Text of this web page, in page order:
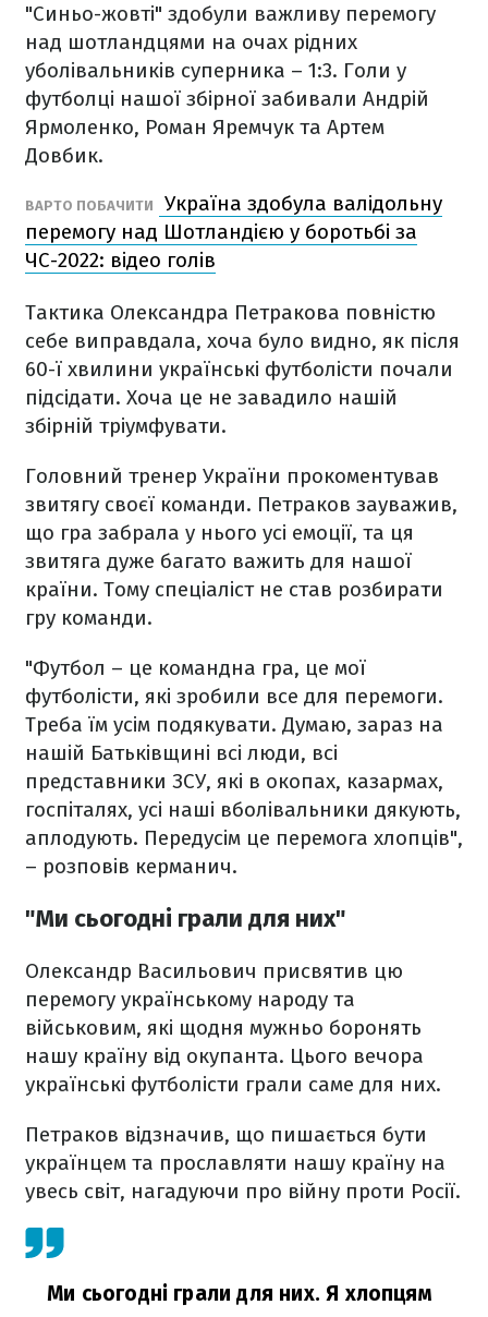
"Синьо-жовті" здобули важливу перемогу
над шотландцями на очах рідних
уболівальників суперника – 1:3. Голи у
футболці нашої збірної забивали Андрій
Ярмоленко, Роман Яремчук та Артем
Довбик.
ВАРТО ПОБАЧИТИ
Україна здобула валідольну
перемогу над Шотландією у боротьбі за
ЧС-2022: відео голів
Тактика Олександра Петракова повністю
себе виправдала, хоча було видно, як після
60-ї хвилини українські футболісти почали
підсідати. Хоча це не завадило нашій
збірній тріумфувати.
Головний тренер України прокоментував
звитягу своєї команди. Петраков зауважив,
що гра забрала у нього усі емоції, та ця
звитяга дуже багато важить для нашої
країни. Тому спеціаліст не став розбирати
гру команди.
"Футбол – це командна гра, це мої
футболісти, які зробили все для перемоги.
Треба їм усім подякувати. Думаю, зараз на
нашій Батьківщині всі люди, всі
представники ЗСУ, які в окопах, казармах,
госпіталях, усі наші вболівальники дякують,
аплодують. Передусім це перемога хлопців",
– розповів керманич.
"Ми сьогодні грали для них"
Олександр Васильович присвятив цю
перемогу українському народу та
військовим, які щодня мужньо боронять
нашу країну від окупанта. Цього вечора
українські футболісти грали саме для них.
Петраков відзначив, що пишається бути
українцем та прославляти нашу країну на
увесь світ, нагадуючи про війну проти Росії.
Ми сьогодні грали для них. Я хлопцям